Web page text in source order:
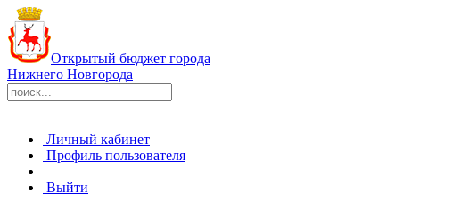
Открытый бюджет города
Нижнего Новгорода
Личный кабинет
Профиль пользователя
Выйти